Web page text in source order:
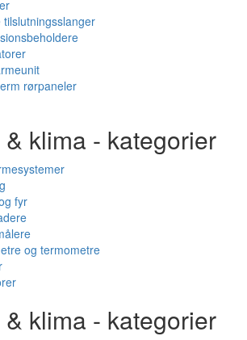
tilslutningsslanger
rørpaneler
& klima - kategorier
fyr
og termometre
& klima - kategorier